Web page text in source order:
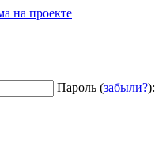
на проекте
Пароль (забыли?):